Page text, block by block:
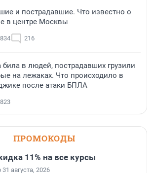
и пострадавшие. Что известно о
в центре Москвы
216
била в людей, пострадавших грузили
на лежаках. Что происходило в
после атаки БПЛА
ПРОМОКОДЫ
11% на все курсы
августа, 2026